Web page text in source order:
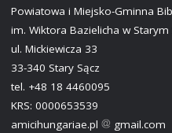
Powiatowa i Miejsko-Gminna
im. Wiktora Bazielicha w Starym
ul. Mickiewicza 33
33-340 Stary Sącz
tel. +48 18 4460095
KRS: 0000653539
amicihungariae.pl
gmail.com